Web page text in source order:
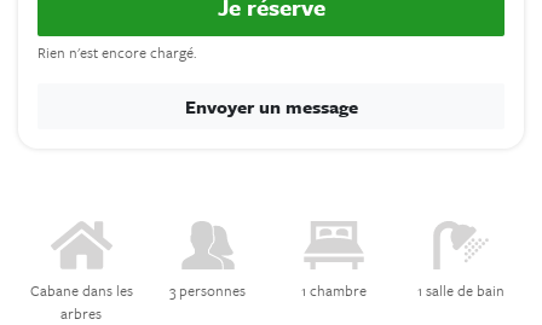
Cabane dans les
arbres
3 personnes 1 chambre 1 salle de bain
Rien n'est encore chargé.
Envoyer un message